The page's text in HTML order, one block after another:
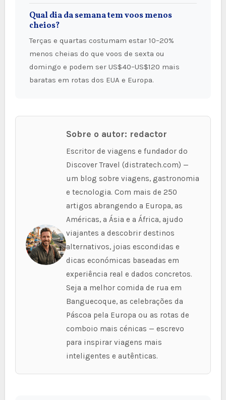
Qual dia da semana tem voos menos
cheios?
Terças e quartas costumam estar 10–20%
menos cheias do que voos de sexta ou
domingo e podem ser US$40–US$120 mais
baratas em rotas dos EUA e Europa.
Sobre o autor: redactor
Escritor de viagens e fundador do
Discover Travel (distratech.com) —
um blog sobre viagens, gastronomia
e tecnologia. Com mais de 250
artigos abrangendo a Europa, as
Américas, a Ásia e a África, ajudo
viajantes a descobrir destinos
alternativos, joias escondidas e
dicas económicas baseadas em
experiência real e dados concretos.
Seja a melhor comida de rua em
Banguecoque, as celebrações da
Páscoa pela Europa ou as rotas de
comboio mais cénicas — escrevo
para inspirar viagens mais
inteligentes e autênticas.